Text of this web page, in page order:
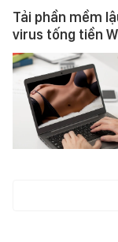
Tải phần mềm
virus tống tiền